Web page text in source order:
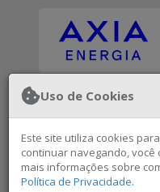
Uso de Cookies
Este site utiliza cookies
continuar navegando, você
mais informações sobre
Política de Privacidade.